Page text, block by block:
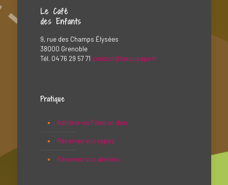
Le Café
des Enfants
9, rue des Champs Élysées
38000 Grenoble
Tél. 04 76 29 57 71 contact@lasoupape.fr
Pratique
Adhérer ou Faire un don
Réservez vos repas
Réservez vos ateliers